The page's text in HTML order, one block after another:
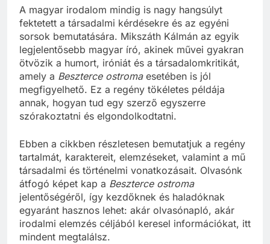
A magyar irodalom mindig is nagy hangsúlyt
fektetett a társadalmi kérdésekre és az egyéni
sorsok bemutatására. Mikszáth Kálmán az egyik
legjelentősebb magyar író, akinek művei gyakran
ötvözik a humort, iróniát és a társadalomkritikát,
amely a Beszterce ostromaesetében is jól
megfigyelhető. Ez a regény tökéletes példája
annak, hogyan tud egy szerző egyszerre
szórakoztatni és elgondolkodtatni.
Ebben a cikkben részletesen bemutatjuk a regény
tartalmát, karaktereit, elemzéseket, valamint a mű
társadalmi és történelmi vonatkozásait. Olvasónk
átfogó képet kap a Beszterce ostroma
jelentőségéről, így kezdőknek és haladóknak
egyaránt hasznos lehet: akár olvasónapló, akár
irodalmi elemzés céljából keresel információkat, itt
mindent megtalálsz.